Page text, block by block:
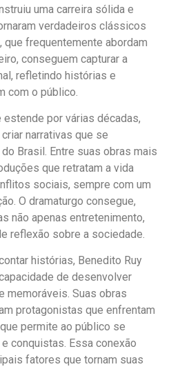
uma carreira sólida e
verdadeiros clássicos
que frequentemente abordam
conseguem capturar a
refletindo histórias e
com o público.
estende por várias décadas,
narrativas que se
Brasil. Entre suas obras mais
que retratam a vida
sociais, sempre com um
O dramaturgo consegue,
não apenas entretenimento,
reflexão sobre a sociedade.
histórias, Benedito Ruy
de desenvolver
memoráveis. Suas obras
protagonistas que enfrentam
permite ao público se
conquistas. Essa conexão
fatores que tornam suas